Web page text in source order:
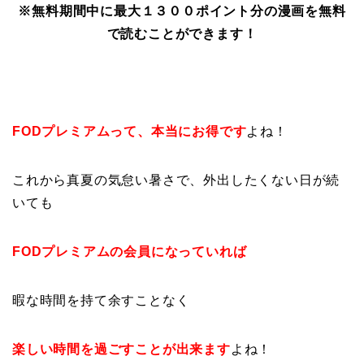
※無料期間中に最大１３００ポイント分の漫画を無料
で読むことができます！
FODプレミアムって、本当にお得ですよね！
これから真夏の気怠い暑さで、外出したくない日が続
いても
FODプレミアムの会員になっていれば
暇な時間を持て余すことなく
楽しい時間を過ごすことが出来ますよね！